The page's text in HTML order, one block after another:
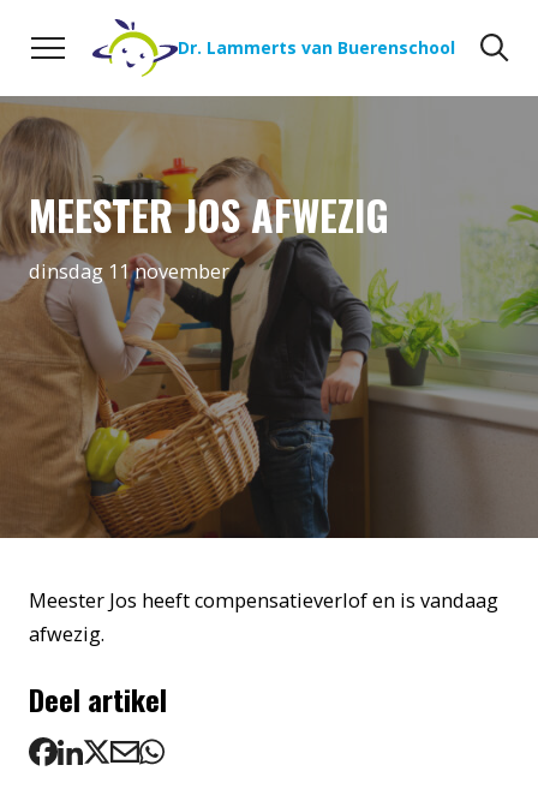
Naar de inhoud
Dr. Lammerts van Buerenschool
MEESTER JOS AFWEZIG
dinsdag 11 november
Meester Jos heeft compensatieverlof en is vandaag
afwezig.
Deel artikel